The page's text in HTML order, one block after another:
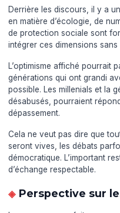
Derrière les discours, il y a
en matière d’écologie, de
de protection sociale sont
intégrer ces dimensions sans
L’optimisme affiché pourrait
générations qui ont grandi
possible. Les millenials et la
désabusés, pourraient
dépassement.
Cela ne veut pas dire que
seront vives, les débats
démocratique. L’important
d’échange respectable.
Perspective sur